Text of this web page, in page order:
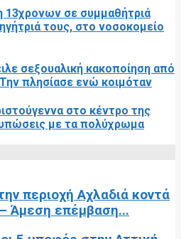
13χρονων σε συμμαθήτριά
τους, στο νοσοκομείο
σεξουαλική κακοποίηση από
πλησίασε ενώ κοιμόταν
στο κέντρο της
με τα πολύχρωμα
περιοχή Αχλαδιά κοντά
Άμεση επέμβαση...